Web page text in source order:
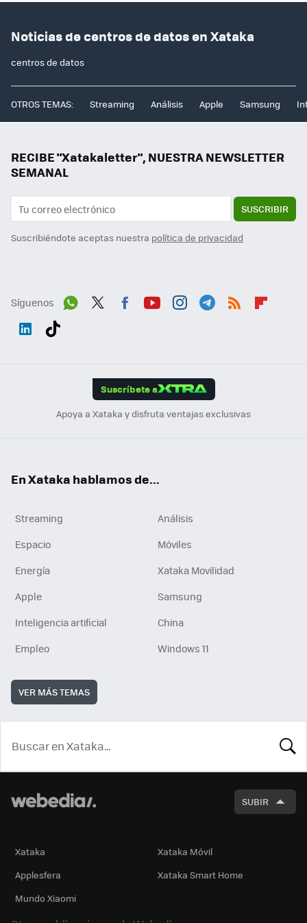
Noticias de centros de datos en Xataka
centros de datos
OTROS TEMAS: Streaming Análisis Apple Samsung
RECIBE "Xatakaletter", NUESTRA NEWSLETTER
SEMANAL
SUSCRIBIR
Suscribiéndote aceptas nuestra política de privacidad
Síguenos
Suscríbete a
Apoya a Xataka y disfruta ventajas exclusivas
En Xataka hablamos de...
Streaming
Análisis
Espacio
Móviles
Energía
Xataka Movilidad
Apple
Samsung
Inteligencia artificial
China
Empleo
Windows 11
VER MÁS TEMAS
SUBIR
Xataka
Xataka Móvil
Applesfera
Xataka Smart Home
Mundo Xiaomi